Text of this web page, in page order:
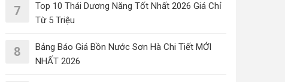
7
Top 10 Thái Dương Năng Tốt Nhất 2026 Giá Chỉ
Từ 5 Triệu
8
Bảng Báo Giá Bồn Nước Sơn Hà Chi Tiết MỚI
NHẤT 2026